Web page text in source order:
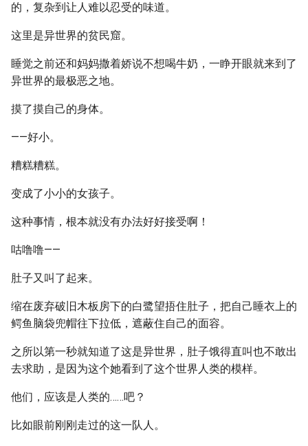
的，复杂到让人难以忍受的味道。
这里是异世界的贫民窟。
睡觉之前还和妈妈撒着娇说不想喝牛奶，一睁开眼就来到了
异世界的最极恶之地。
摸了摸自己的身体。
——好小。
糟糕糟糕。
变成了小小的女孩子。
这种事情，根本就没有办法好好接受啊！
咕噜噜——
肚子又叫了起来。
缩在废弃破旧木板房下的白鹭望捂住肚子，把自己睡衣上的
鳄鱼脑袋兜帽往下拉低，遮蔽住自己的面容。
之所以第一秒就知道了这是异世界，肚子饿得直叫也不敢出
去求助，是因为这个她看到了这个世界人类的模样。
他们，应该是人类的……吧？
比如眼前刚刚走过的这一队人。